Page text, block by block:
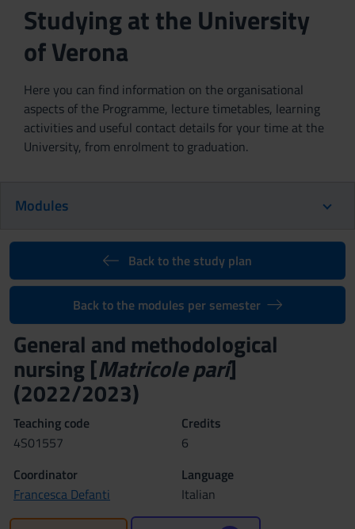
Studying at the University
of Verona
Here you can find information on the organisational
aspects of the Programme, lecture timetables, learning
activities and useful contact details for your time at the
University, from enrolment to graduation.
Modules
Back to the study plan
Back to the modules per semester
General and methodological
nursing [Matricole pari]
(2022/2023)
Teaching code
4S01557
Credits
6
Coordinator
Francesca Defanti
Language
Italian